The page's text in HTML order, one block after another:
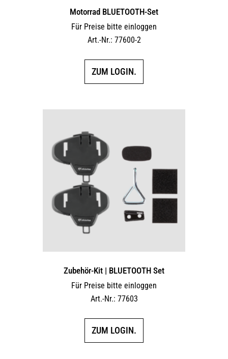
Motorrad BLUETOOTH-Set
Für Preise bitte einloggen
Art.-Nr.: 77600-2
ZUM LOGIN.
Zubehör-Kit | BLUETOOTH Set
Für Preise bitte einloggen
Art.-Nr.: 77603
ZUM LOGIN.